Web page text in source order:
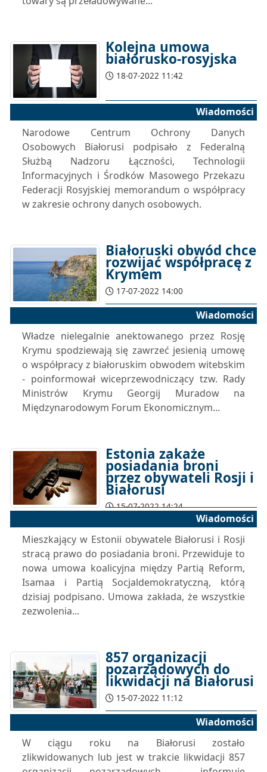
Kolejna umowa
białorusko-rosyjska
18-07-2022 11:42
Wiadomości
Narodowe Centrum Ochrony Danych
Osobowych Białorusi podpisało z Federalną
Służbą Nadzoru Łączności, Technologii
Informacyjnych i Środków Masowego Przekazu
Federacji Rosyjskiej memorandum o współpracy
w zakresie ochrony danych osobowych.
Białoruski obwód chce
rozwijać współpracę z
Krymem
17-07-2022 14:00
Wiadomości
Władze nielegalnie anektowanego przez Rosję
Krymu spodziewają się zawrzeć jesienią umowę
o współpracy z białoruskim obwodem witebskim
- poinformował wiceprzewodniczący tzw. Rady
Ministrów Krymu Georgij Muradow na
Międzynarodowym Forum Ekonomicznym...
Estonia zakaże
posiadania broni
przez obywateli Rosji i
Białorusi
15-07-2022 14:24
Wiadomości
Mieszkający w Estonii obywatele Białorusi i Rosji
stracą prawo do posiadania broni. Przewiduje to
nowa umowa koalicyjna między Partią Reform,
Isamaa i Partią Socjaldemokratyczną, którą
dzisiaj podpisano. Umowa zakłada, że ​​wszystkie
zezwolenia...
857 organizacji
pozarządowych do
likwidacji na Białorusi
15-07-2022 11:12
Wiadomości
W ciągu roku na Białorusi zostało
zlikwidowanych lub jest w trakcie likwidacji 857